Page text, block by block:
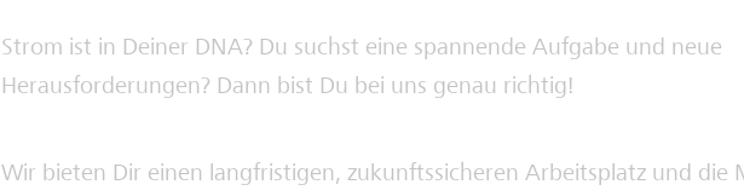
Strom ist in Deiner DNA? Du suchst eine spannende Aufgabe und neue
Herausforderungen? Dann bist Du bei uns genau richtig!
Wir bieten Dir einen langfristigen, zukunftssicheren Arbeitsplatz und die